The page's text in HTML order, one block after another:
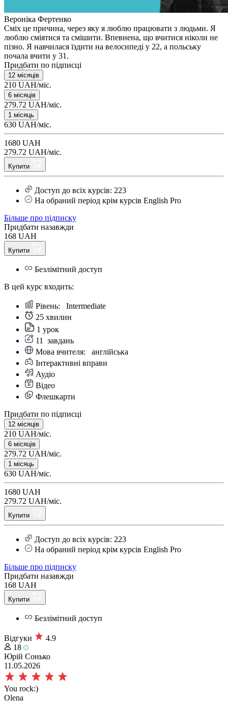
Вероніка Фертенко
Сміх це причина, через яку я люблю працювати з людьми. Я
люблю сміятися та смішити. Впевнена, що вчитися ніколи не
пізно. Я навчилася їздити на велосипеді у 22, а польську
почала вчити у 31.
Придбати по підписці
12 місяців
210 UAH/міс.
6 місяців
279.72 UAH/міс.
1 місяць
630 UAH/міс.
1680 UAH
279.72 UAH/міс.
Купити
Доступ до всіх курсів: 223
На обраний період крім курсів English Pro
Більше про підписку
Придбати назавжди
168 UAH
Купити
Безлімітний доступ
В цей курс входить:
Рівень: Intermediate
25 хвилин
1 урок
11
завдань
Мова вчителя: англійська
Інтерактивні вправи
Аудіо
Відео
Флешкарти
Придбати по підписці
12 місяців
210 UAH/міс.
6 місяців
279.72 UAH/міс.
1 місяць
630 UAH/міс.
1680 UAH
279.72 UAH/міс.
Купити
Доступ до всіх курсів: 223
На обраний період крім курсів English Pro
Більше про підписку
Придбати назавжди
168 UAH
Купити
Безлімітний доступ
Відгуки
4.9
18
Юрій Сонько
11.05.2026
You rock:)
Olena